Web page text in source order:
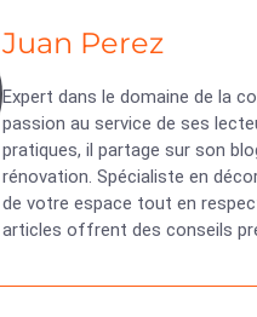
Juan Perez
Expert dans le domaine de la
passion au service de ses
pratiques, il partage sur son
rénovation. Spécialiste en
de votre espace tout en
articles offrent des conseils